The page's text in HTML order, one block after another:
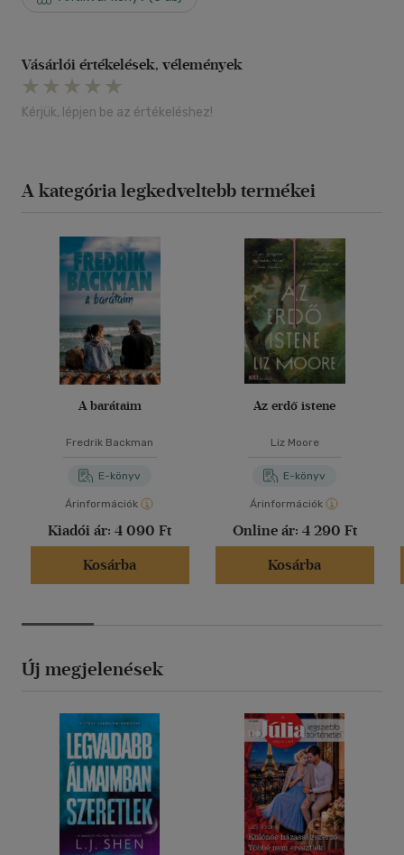
Vásárlói értékelések, vélemények
Kérjük, lépjen be az értékeléshez!
A kategória legkedveltebb termékei
A barátaim
Fredrik Backman
E-könyv
Árinformációk
Kiadói ár: 4 090 Ft
Kosárba
Az erdő istene
Liz Moore
E-könyv
Árinformációk
Online ár: 4 290 Ft
Kosárba
Új megjelenések